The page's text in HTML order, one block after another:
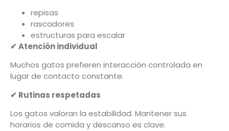
repisas
rascadores
estructuras para escalar
✔Atención individual
Muchos gatos prefieren interacción controlada en
lugar de contacto constante.
✔ Rutinas respetadas
Los gatos valoran la estabilidad. Mantener sus
horarios de comida y descanso es clave.